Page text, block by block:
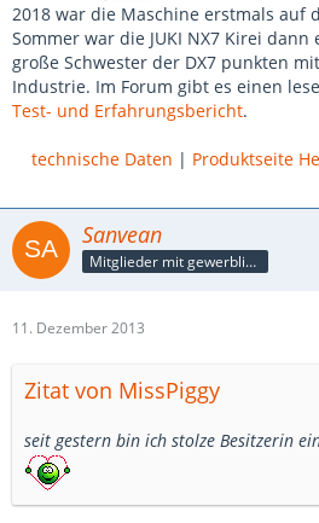
2018 war die Maschine erstmals auf
Sommer war die JUKI NX7 Kirei
große Schwester der DX7 punkten
Industrie. Im Forum gibt es einen
Test- und Erfahrungsbericht.
technische Daten | Produktseite
Sanvean
Mitglieder mit gewerblicher Verbindung, auch als Mitarbeiter/in
11. Dezember 2013
Zitat von MissPiggy
seit gestern bin ich stolze Besitzerin